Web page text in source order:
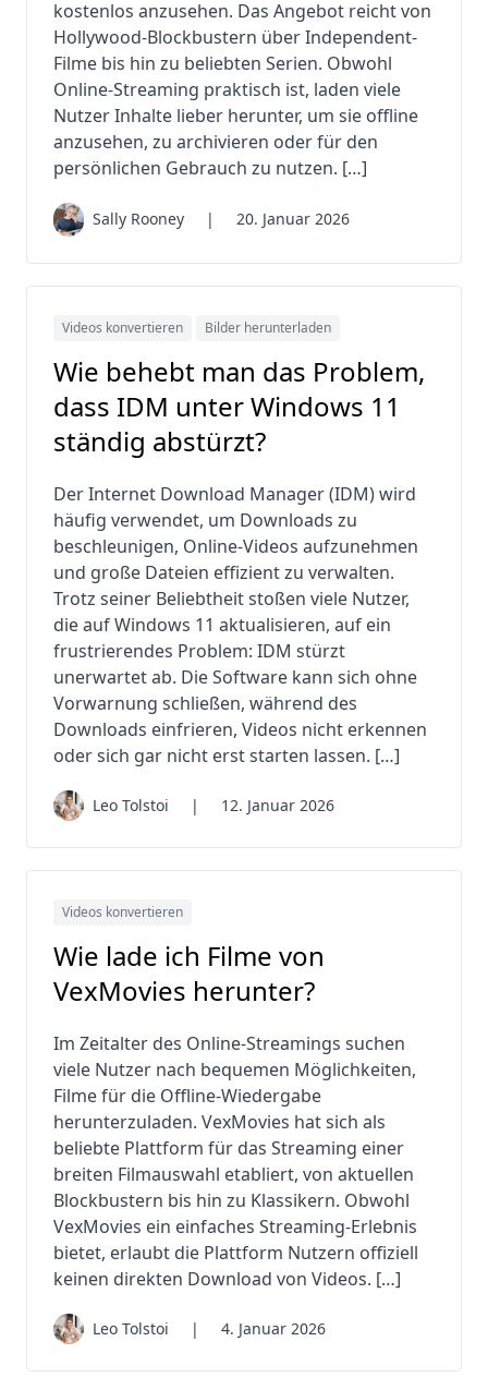
kostenlos anzusehen. Das Angebot reicht von
Hollywood-Blockbustern über Independent-
Filme bis hin zu beliebten Serien. Obwohl
Online-Streaming praktisch ist, laden viele
Nutzer Inhalte lieber herunter, um sie offline
anzusehen, zu archivieren oder für den
persönlichen Gebrauch zu nutzen. […]
Sally Rooney | 20. Januar 2026
Videos konvertieren Bilder herunterladen
Wie behebt man das Problem,
dass IDM unter Windows 11
ständig abstürzt?
Der Internet Download Manager (IDM) wird
häufig verwendet, um Downloads zu
beschleunigen, Online-Videos aufzunehmen
und große Dateien effizient zu verwalten.
Trotz seiner Beliebtheit stoßen viele Nutzer,
die auf Windows 11 aktualisieren, auf ein
frustrierendes Problem: IDM stürzt
unerwartet ab. Die Software kann sich ohne
Vorwarnung schließen, während des
Downloads einfrieren, Videos nicht erkennen
oder sich gar nicht erst starten lassen. […]
Leo Tolstoi | 12. Januar 2026
Videos konvertieren
Wie lade ich Filme von
VexMovies herunter?
Im Zeitalter des Online-Streamings suchen
viele Nutzer nach bequemen Möglichkeiten,
Filme für die Offline-Wiedergabe
herunterzuladen. VexMovies hat sich als
beliebte Plattform für das Streaming einer
breiten Filmauswahl etabliert, von aktuellen
Blockbustern bis hin zu Klassikern. Obwohl
VexMovies ein einfaches Streaming-Erlebnis
bietet, erlaubt die Plattform Nutzern offiziell
keinen direkten Download von Videos. […]
Leo Tolstoi | 4. Januar 2026